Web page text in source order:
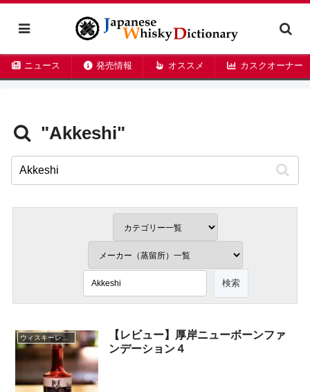
ニュース 発売情報 オススメ カスクオーナー
"Akkeshi"
ウィスキーレビュー
【レビュー】厚岸ニューボーンファ
ンデーション４